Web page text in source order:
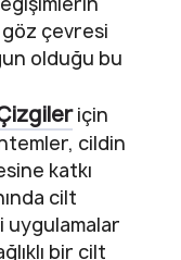
çevresi
olduğu bu
için
cildin
katkı
cilt
uygulamalar
bir cilt